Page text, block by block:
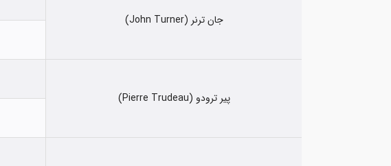
جان ترنر (John Turner)
پیر ترودو (Pierre Trudeau)